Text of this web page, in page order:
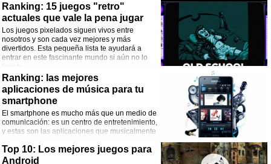
Ranking: 15 juegos "retro"
actuales que vale la pena jugar
Los juegos pixelados siguen vivos entre
nosotros y son cada vez mejores y más
divertidos. Esta pequeña lista te ayudará a
entrar en este fascinante mundo si aún no lo
hiciste.
Ranking: las mejores
aplicaciones de música para tu
smartphone
El smartphone es mucho más que un medio de
comunicación: es un centro de entretenimiento,
y estas son las aplicaciones que musicalmente
Top 10: Los mejores juegos para
Android